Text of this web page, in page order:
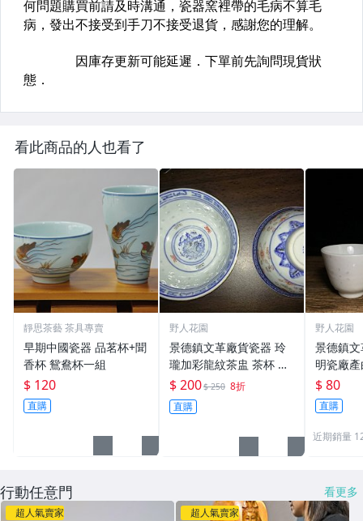
看此商品的人也看了
靜思茶藝 茶具專賣
早期中國瓷器 品茗杯+聞
香杯 鴛鴦杯一組
$ 120
直購
野人花園
景德鎮文革廠貨瓷器 玲
瓏加彩龍紋茶盅 茶杯 普
洱茶碗 米粒茶碗台灣少
見 玩玉款
$ 200$ 250 8折
直購
野人花園
景德鎮
明瓷廠
盅/普洱
$ 80
直購
近期銷量
行動任意門 看更多
超人氣賣家 超人氣賣家